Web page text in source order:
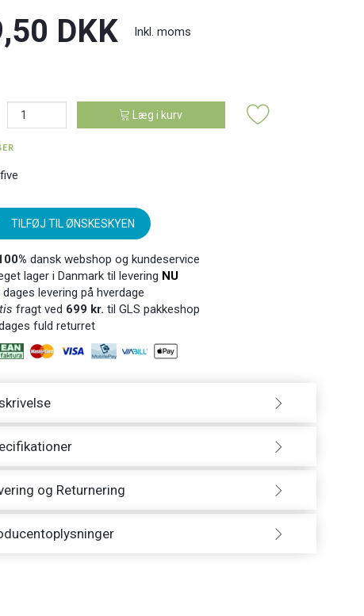
DKK Inkl. moms
Læg i kurv
TILFØJ TIL ØNSKESKYEN
dansk webshop og kundeservice
lager i Danmark til levering NU
dages levering på hverdage
fragt ved 699 kr. til GLS pakkeshop
fuld returret
og Returnering